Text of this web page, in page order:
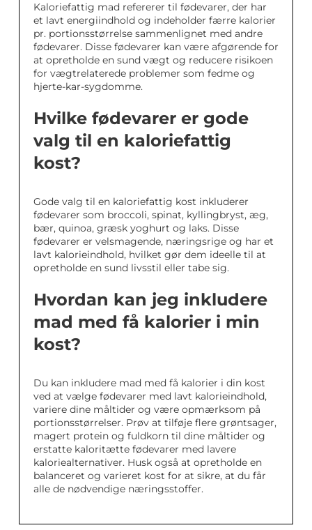
Kaloriefattig mad refererer til fødevarer, der har
et lavt energiindhold og indeholder færre kalorier
pr. portionsstørrelse sammenlignet med andre
fødevarer. Disse fødevarer kan være afgørende for
at opretholde en sund vægt og reducere risikoen
for vægtrelaterede problemer som fedme og
hjerte-kar-sygdomme.
Hvilke fødevarer er gode
valg til en kaloriefattig
kost?
Gode valg til en kaloriefattig kost inkluderer
fødevarer som broccoli, spinat, kyllingbryst, æg,
bær, quinoa, græsk yoghurt og laks. Disse
fødevarer er velsmagende, næringsrige og har et
lavt kalorieindhold, hvilket gør dem ideelle til at
opretholde en sund livsstil eller tabe sig.
Hvordan kan jeg inkludere
mad med få kalorier i min
kost?
Du kan inkludere mad med få kalorier i din kost
ved at vælge fødevarer med lavt kalorieindhold,
variere dine måltider og være opmærksom på
portionsstørrelser. Prøv at tilføje flere grøntsager,
magert protein og fuldkorn til dine måltider og
erstatte kaloritætte fødevarer med lavere
kaloriealternativer. Husk også at opretholde en
balanceret og varieret kost for at sikre, at du får
alle de nødvendige næringsstoffer.